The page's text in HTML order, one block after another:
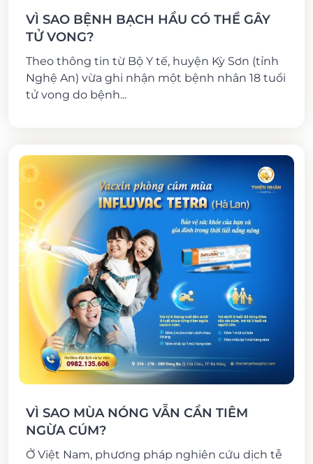
VÌ SAO BỆNH BẠCH HẦU CÓ THỂ GÂY
TỬ VONG?
Theo thông tin từ Bộ Y tế, huyện Kỳ Sơn (tỉnh
Nghệ An) vừa ghi nhận một bệnh nhân 18 tuổi
tử vong do bệnh...
VÌ SAO MÙA NÓNG VẪN CẦN TIÊM
NGỪA CÚM?
Ở Việt Nam, phương pháp nghiên cứu dịch tễ